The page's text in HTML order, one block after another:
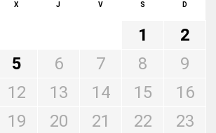
X J V S D
1
2
5 6 7 8
9
12 13 14 15
16
19 20 21 22
23